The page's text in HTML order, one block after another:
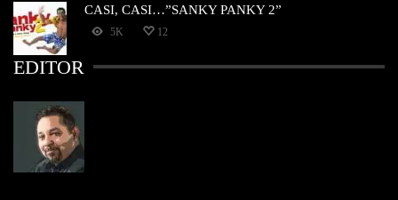
CASI, CASI…”SANKY PANKY 2”
5K 12
EDITOR